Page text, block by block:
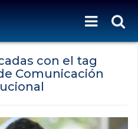
con el tag
Comunicación